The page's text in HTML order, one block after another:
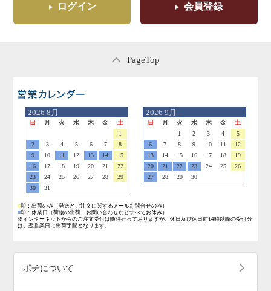
ログイン 会員登録
PageTop
2026 8月
日 月 火 水 木 金
土
1
2
3 4 5 6 7
8
9
10 11 12 13 14
15
16
17 18 19 20 21
22
23
24 25 26 27 28
29
30
31
2026 9月
日 月 火 水 木 金
土
1
2 3 4
5
6
7 8 9 10 11
12
13
14 15 16 17 18
19
20
21 22 23 24 25
26
27
28 29 30
■印：出荷のみ （発送とご注文に関するメールお問合せのみ）
■印：休業日
（荷物の出荷、お問い合わせなどすべてお休み）
※インターネットからのご注文受付は随時行っておりますが、休日及び休日前14時以降の受付分
は、翌営業日に出荷手配となります。
ポチについて